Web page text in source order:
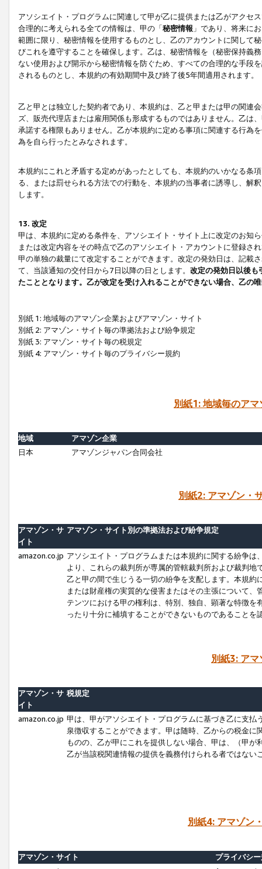
アソシエイト・プログラムに関連して甲が乙に提供または乙がアクセ
合理的に考えられる全ての情報は、甲の「秘密情報 」であり、将来に
範囲に限り、秘密情報を使用するものとし、乙のアカウントに関して
びこれを遵守することを確保します。乙は、秘密情報を（秘密保持義
ない使用および開示から秘密情報を防ぐため、すべての合理的な手段
されるものとし、本規約の有効期間中及び終了後5年間適用されます。
乙と甲とは独立した契約者であり、本規約は、乙と甲または甲の関連
ズ、販売代理店または雇用関係も形成するものではありません。乙は
承諾する権限もありません。乙が本規約に定める事項に関連する行為
為を自ら行ったとみなされます。
本規約にこれと矛盾する定めがあったとしても、本規約のいかなる条
る、または罰せられる方法での行動を、本規約の当事者に誘導し、解
します。
13. 改定
甲は、本規約に定める条件を、アソシエイト・サイト上に改定のお知
または改定内容をその時点で乙のアソシエイト・アカウントに登録さ
甲の単独の裁量にて改定することができます。改定の発効日は、記載
て、当該通知の交付日から7日以降の日とします。 改定の発効日以後も
たこととなります。乙が改定を受け入れることができない場合、乙の
別紙 1: 地域毎のアマゾン企業およびアマゾン・サイト
別紙 2: アマゾン・サイト毎の準拠法および紛争規定
別紙 3: アマゾン・サイト毎の税規定
別紙 4: アマゾン・サイト毎のプライバシー規約
別紙1: 地域毎のア
地域
アマゾン企業
日本
アマゾンジャパン合同会社
別紙2: アマゾン・
アマゾン・サ
イト
アマゾン・サイト別の準拠法および紛争規定
amazon.co.jp アソシエイト・プログラムまたは本規約に関する紛争
より、これらの裁判所が専属的管轄裁判所および裁判
乙と甲の間で生じうる一切の紛争を支配します。本規
または財産権の実質的な侵害またはその主張について
テンツにおける甲の権利は、特別、独自、顕著な特徴
ったり十分に補填することができないものであることを
別紙3: ア
アマゾン・サ
イト
税規定
amazon.co.jp 甲は、甲がアソシエイト・プログラムに基づき乙に支
泉徴収することができます。甲は随時、乙からの税金
ものの、乙が甲にこれを提供しない場合、甲は、（甲
乙が当該税関連情報の提供を義務付けられる者ではな
別紙4: アマゾン
アマゾン・サイト
プライバシ